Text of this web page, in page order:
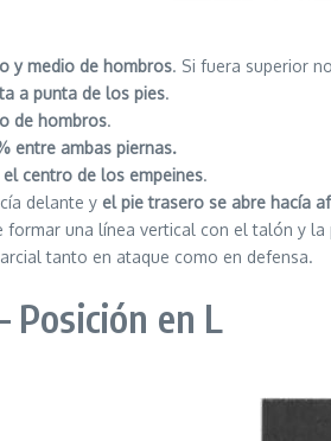
y medio de hombros. Si fuera superior
a punta de los pies.
de hombros.
entre ambas piernas.
el centro de los empeines.
delante y el pie trasero se abre hacía
formar una línea vertical con el talón y la
tanto en ataque como en defensa.
Posición en L